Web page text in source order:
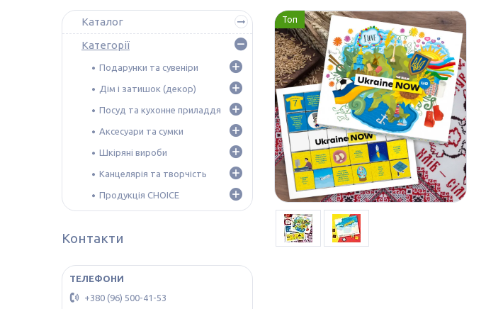
Топ
Каталог
Категорії
Подарунки та сувеніри
Дім і затишок (декор)
Посуд та кухонне приладдя
Аксесуари та сумки
Шкіряні вироби
Канцелярія та творчість
Продукція CHOICE
Контакти
+380 (96) 500-41-53